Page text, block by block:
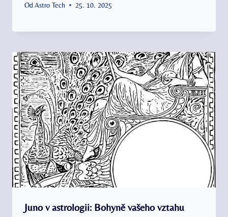
Od Astro Tech 25. 10. 2025
Juno v astrologii: Bohyně vašeho vztahu